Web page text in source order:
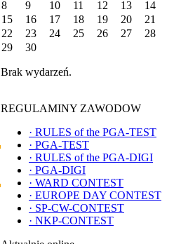
8
9 10 11 12 13
14
15
16 17 18 19 20
21
22
23 24 25 26 27
28
29
30
Brak wydarzeń.
REGULAMINY ZAWODOW
· RULES of the PGA-TEST
· PGA-TEST
· RULES of the PGA-DIGI
· PGA-DIGI
· WARD CONTEST
· EUROPE DAY CONTEST
· SP-CW-CONTEST
· NKP-CONTEST